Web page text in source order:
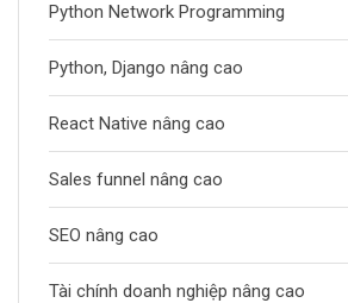
Python Network Programming
Python, Django nâng cao
React Native nâng cao
Sales funnel nâng cao
SEO nâng cao
Tài chính doanh nghiệp nâng cao